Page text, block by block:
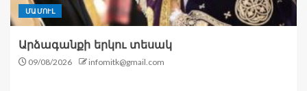
ՄԱՄՈՒԼ
Արձագանքի երկու տեսակ
09/08/2026 infomitk@gmail.com